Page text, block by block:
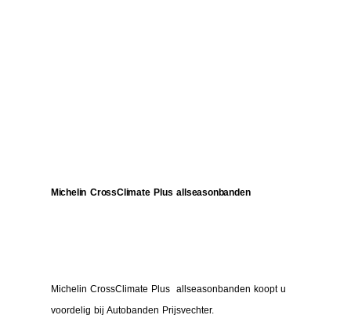
Michelin CrossClimate Plus allseasonbanden
Michelin CrossClimate Plus allseasonbanden koopt u
voordelig bij Autobanden Prijsvechter.